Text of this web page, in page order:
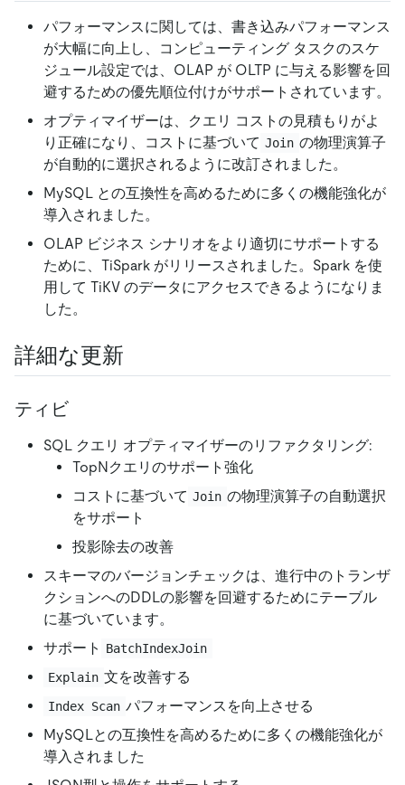
パフォーマンスに関しては、書き込みパフォーマンス
が大幅に向上し、コンピューティング タスクのスケ
ジュール設定では、OLAP が OLTP に与える影響を回
避するための優先順位付けがサポートされています。
オプティマイザーは、クエリ コストの見積もりがよ
り正確になり、コストに基づいて Join の物理演算子
が自動的に選択されるように改訂されました。
MySQL との互換性を高めるために多くの機能強化が
導入されました。
OLAP ビジネス シナリオをより適切にサポートする
ために、TiSpark がリリースされました。Spark を使
用して TiKV のデータにアクセスできるようになりま
した。
詳細な更新
ティビ
SQL クエリ オプティマイザーのリファクタリング:
TopNクエリのサポート強化
コストに基づいて Join の物理演算子の自動選択
をサポート
投影除去の改善
スキーマのバージョンチェックは、進行中のトランザ
クションへのDDLの影響を回避するためにテーブル
に基づいています。
サポート
BatchIndexJoin
Explain 文を改善する
Index Scan パフォーマンスを向上させる
MySQLとの互換性を高めるために多くの機能強化が
導入されました